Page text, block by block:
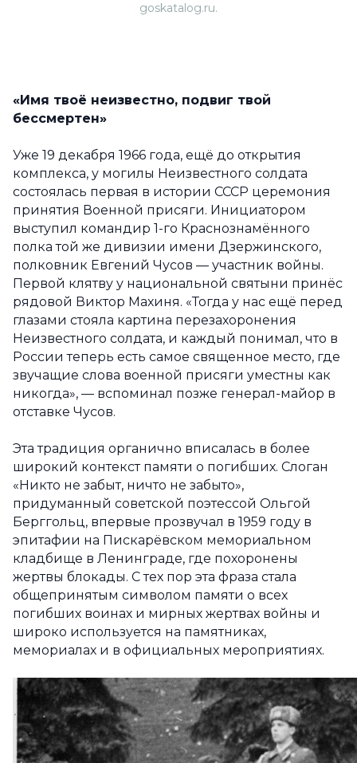
goskatalog.ru.
«Имя твоё неизвестно, подвиг твой
бессмертен»
Уже 19 декабря 1966 года, ещё до открытия
комплекса, у могилы Неизвестного солдата
состоялась первая в истории СССР церемония
принятия Военной присяги. Инициатором
выступил командир 1-го Краснознамённого
полка той же дивизии имени Дзержинского,
полковник Евгений Чусов — участник войны.
Первой клятву у национальной святыни принёс
рядовой Виктор Махиня. «Тогда у нас ещё перед
глазами стояла картина перезахоронения
Неизвестного солдата, и каждый понимал, что в
России теперь есть самое священное место, где
звучащие слова военной присяги уместны как
никогда», — вспоминал позже генерал-майор в
отставке Чусов.
Эта традиция органично вписалась в более
широкий контекст памяти о погибших. Слоган
«Никто не забыт, ничто не забыто»,
придуманный советской поэтессой Ольгой
Берггольц, впервые прозвучал в 1959 году в
эпитафии на Пискарёвском мемориальном
кладбище в Ленинграде, где похоронены
жертвы блокады. С тех пор эта фраза стала
общепринятым символом памяти о всех
погибших воинах и мирных жертвах войны и
широко используется на памятниках,
мемориалах и в официальных мероприятиях.